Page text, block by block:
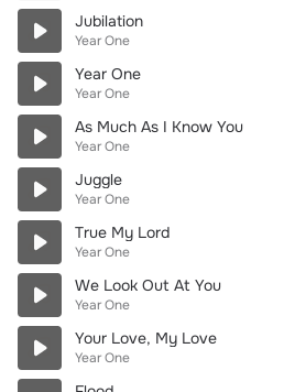
Jubilation
Year One
Year One
Year One
As Much As I Know You
Year One
Juggle
Year One
True My Lord
Year One
We Look Out At You
Year One
Your Love, My Love
Year One